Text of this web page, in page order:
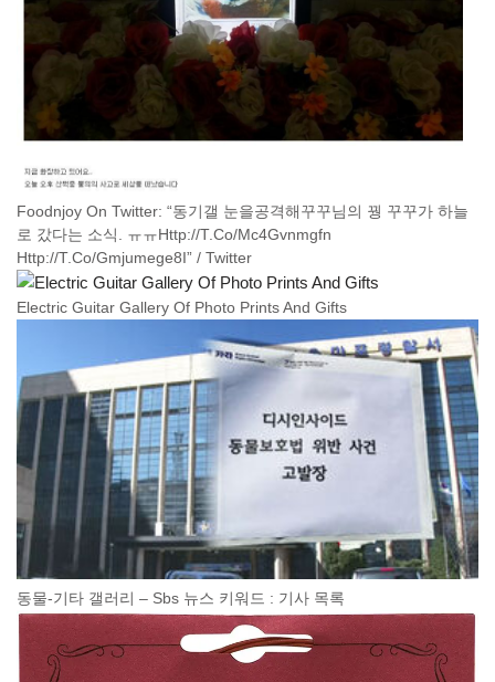
Foodnjoy On Twitter: “동기갤 눈을공격해꾸꾸님의 꿩 꾸꾸가 하늘
로 갔다는 소식. ㅠㅠHttp://T.Co/Mc4Gvnmgfn
Http://T.Co/Gmjumege8I” / Twitter
Electric Guitar Gallery Of Photo Prints And Gifts
동물-기타 갤러리 – Sbs 뉴스 키워드 : 기사 목록